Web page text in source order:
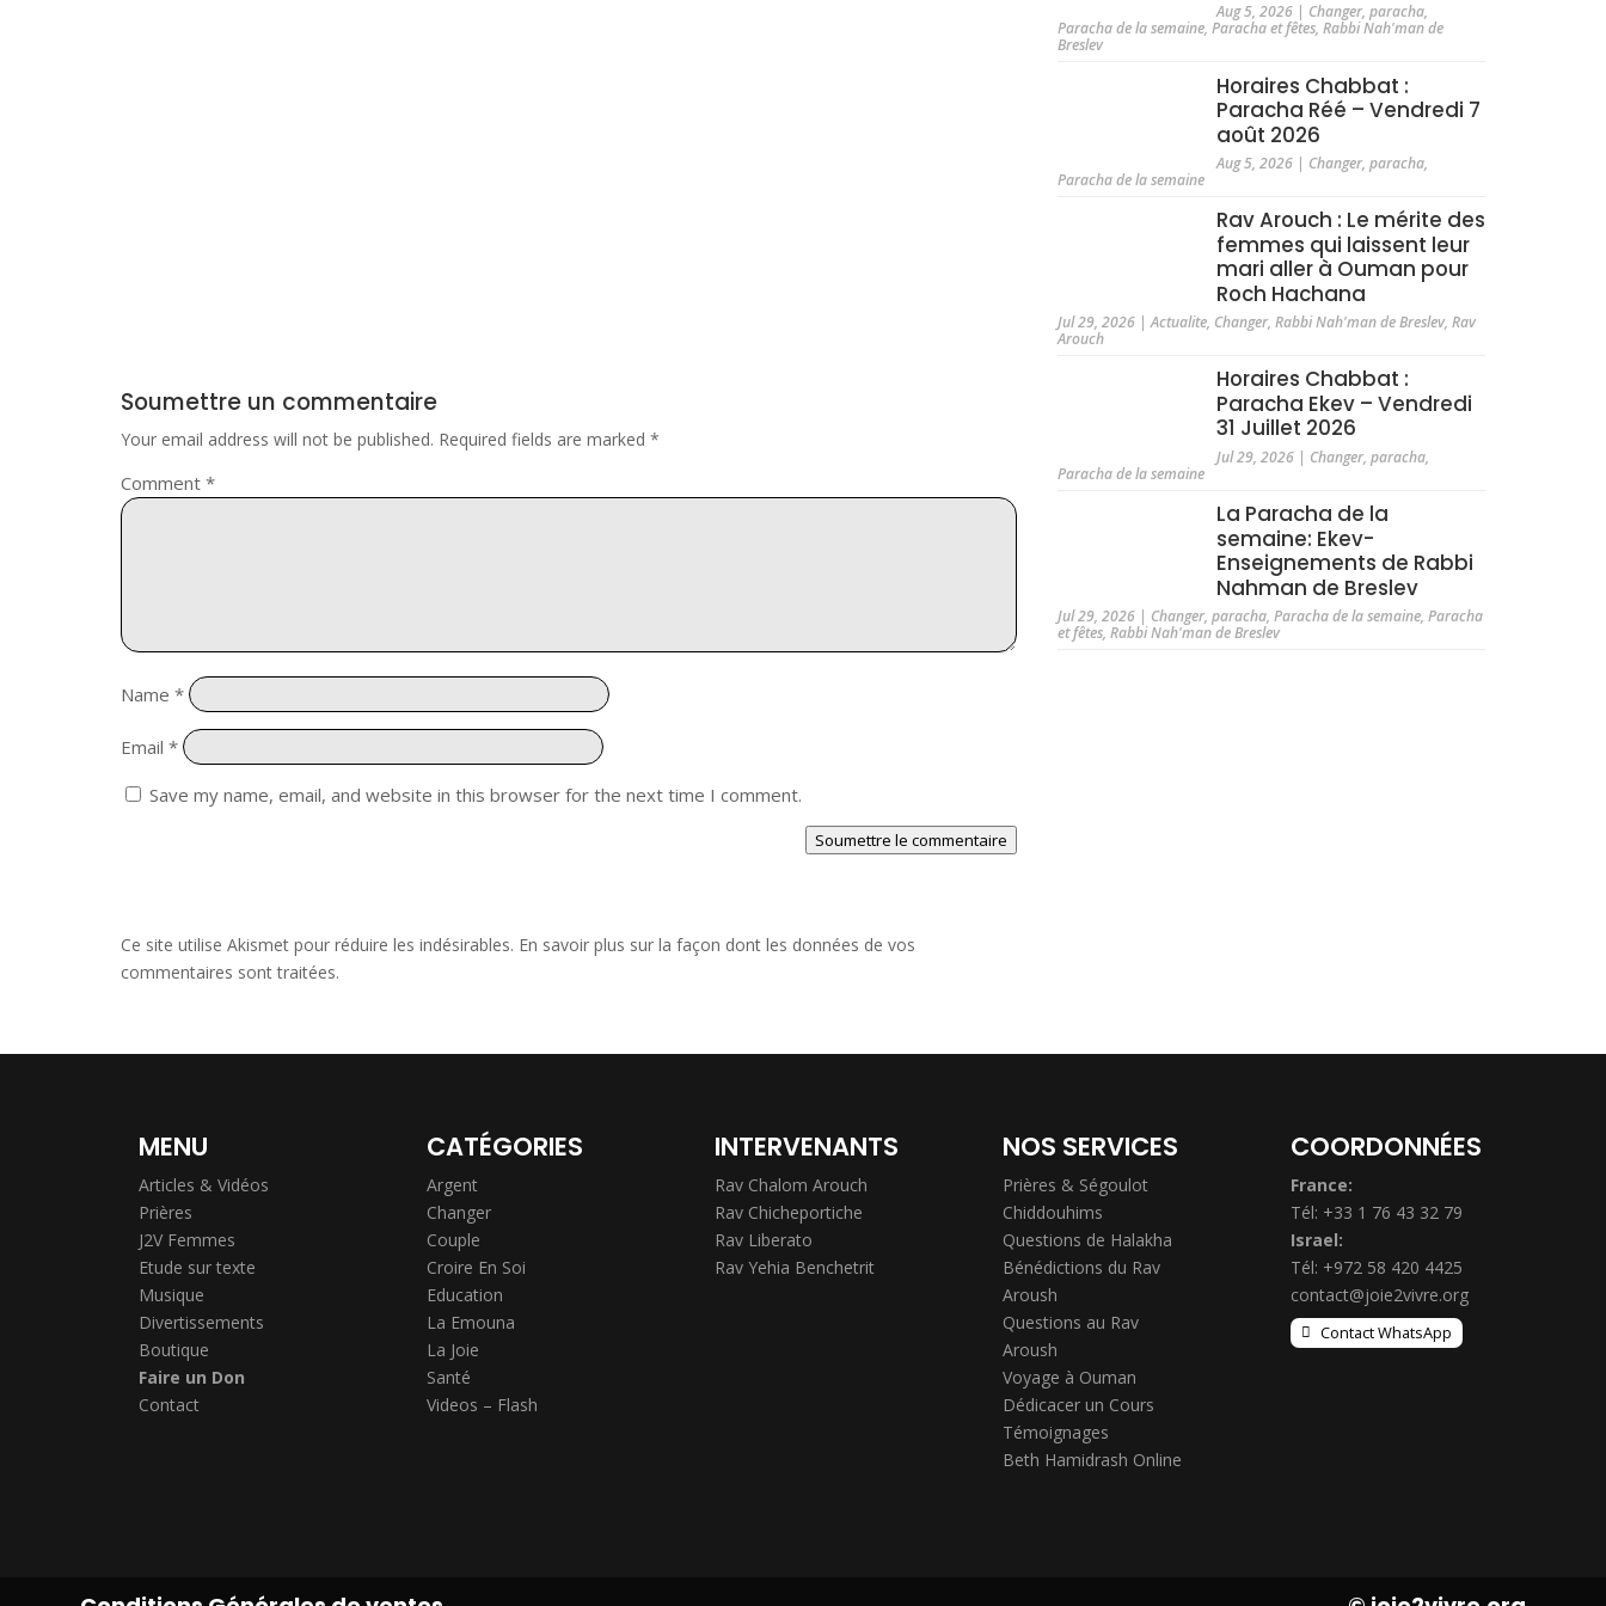
Soumettre un commentaire
Your email address will not be published. Required fields are marked *
Comment *
Name *
Email *
Save my name, email, and website in this browser for the next time I comment.
Soumettre le commentaire
Ce site utilise Akismet pour réduire les indésirables. En savoir plus sur la façon dont les données de vos
commentaires sont traitées.
Aug 5, 2026| Changer, paracha,
Paracha de la semaine,Paracha et fêtes,Rabbi Nah'man de
Breslev
Horaires Chabbat :
Paracha Réé – Vendredi 7
août 2026
Aug 5, 2026| Changer, paracha,
Paracha de la semaine
Rav Arouch : Le mérite des
femmes qui laissent leur
mari aller à Ouman pour
Roch Hachana
Jul 29, 2026 |Actualite, Changer,Rabbi Nah'man de Breslev,Rav
Arouch
Horaires Chabbat :
Paracha Ekev – Vendredi
31 Juillet 2026
Jul 29, 2026| Changer, paracha,
Paracha de la semaine
La Paracha de la
semaine: Ekev-
Enseignements de Rabbi
Nahman de Breslev
Jul 29, 2026 | Changer,paracha,Paracha de la semaine,Paracha
et fêtes,Rabbi Nah'man de Breslev
MENU
Articles & Vidéos
Prières
J2V Femmes
Etude sur texte
Musique
Divertissements
Boutique
Faire un Don
Contact
CATÉGORIES
Argent
Changer
Couple
Croire En Soi
Education
La Emouna
La Joie
Santé
Videos – Flash
INTERVENANTS
Rav Chalom Arouch
Rav Chicheportiche
Rav Liberato
Rav Yehia Benchetrit
NOS SERVICES
Prières & Ségoulot
Chiddouhims
Questions de Halakha
Bénédictions du Rav
Aroush
Questions au Rav
Aroush
Voyage à Ouman
Dédicacer un Cours
Témoignages
Beth Hamidrash Online
COORDONNÉES
France:
Tél: +33 1 76 43 32 79
Israel:
Tél: +972 58 420 4425
contact@joie2vivre.org
Contact WhatsApp